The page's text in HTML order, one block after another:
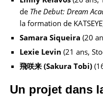
de The Debut: Dream
la formation de
Samara Siqueira (20
Lexie Levin (21 ans,
飛咲来 (Sakura Tobi)
Un projet dans